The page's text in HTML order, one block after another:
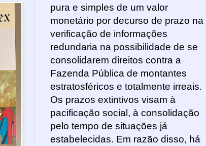
pura e simples de um valor
monetário por decurso de prazo na
verificação de informações
redundaria na possibilidade de se
consolidarem direitos contra a
Fazenda Pública de montantes
estratosféricos e totalmente irreais.
Os prazos extintivos visam à
pacificação social, à consolidação
pelo tempo de situações já
estabelecidas. Em razão disso, há